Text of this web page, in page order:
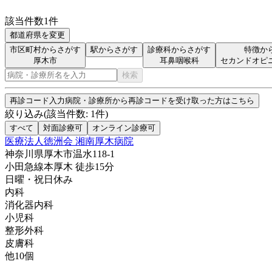
該当件数1件
都道府県を変更
市区町村からさがす
厚木市
駅からさがす
診療科からさがす
耳鼻咽喉科
特徴か
セカンドオピ
検索
再診コード入力病院・診療所から再診コードを受け取った方はこちら
絞り込み(該当件数: 1件)
すべて 対面診療可 オンライン診療可
医療法人徳洲会 湘南厚木病院
神奈川県厚木市温水118-1
小田急線本厚木 徒歩15分
日曜・祝日 休み
内科
消化器内科
小児科
整形外科
皮膚科
他10個